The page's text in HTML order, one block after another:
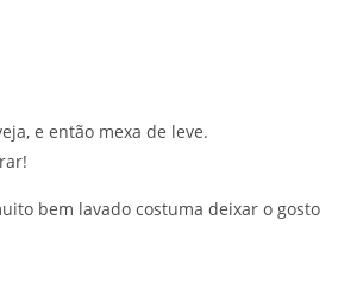
e então mexa de leve.
bem lavado costuma deixar o gosto